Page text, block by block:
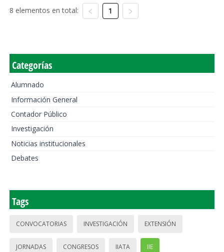
8 elementos en total: 1
Categorías
Alumnado
Información General
Contador Público
Investigación
Noticias institucionales
Debates
Tags
CONVOCATORIAS INVESTIGACIÓN EXTENSIÓN
JORNADAS CONGRESOS IIATA IIE